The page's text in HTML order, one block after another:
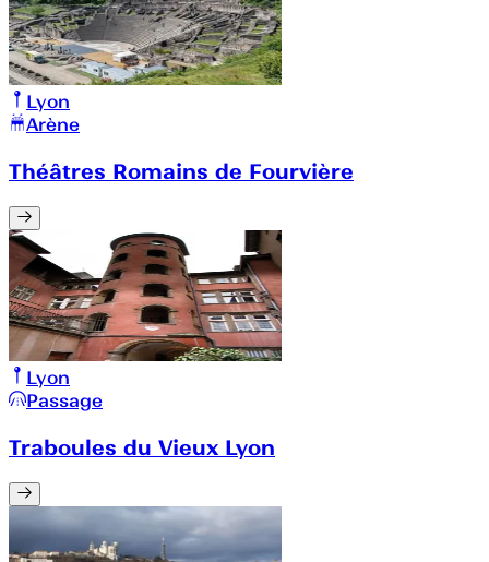
Lyon
Arène
Théâtres Romains de Fourvière
Lyon
Passage
Traboules du Vieux Lyon